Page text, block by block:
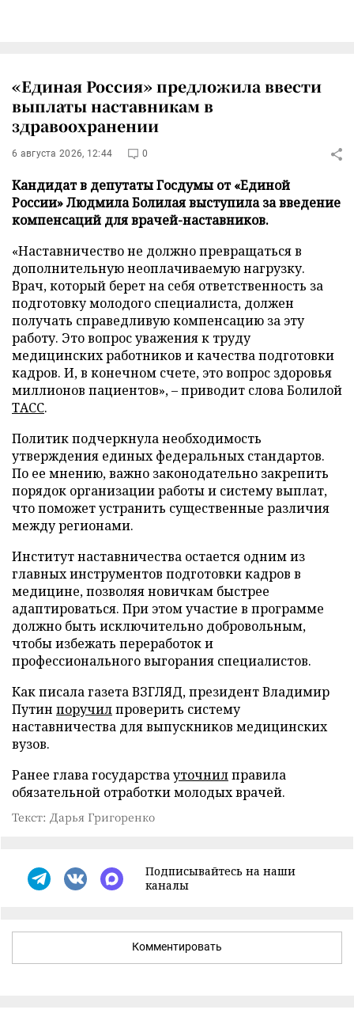
«Единая Россия» предложила ввести
выплаты наставникам в
здравоохранении
6 августа 2026, 12:44 0
Кандидат в депутаты Госдумы от «Единой
России» Людмила Болилая выступила за введение
компенсаций для врачей-наставников.
«Наставничество не должно превращаться в
дополнительную неоплачиваемую нагрузку.
Врач, который берет на себя ответственность за
подготовку молодого специалиста, должен
получать справедливую компенсацию за эту
работу. Это вопрос уважения к труду
медицинских работников и качества подготовки
кадров. И, в конечном счете, это вопрос здоровья
миллионов пациентов», – приводит слова Болилой
ТАСС.
Политик подчеркнула необходимость
утверждения единых федеральных стандартов.
По ее мнению, важно законодательно закрепить
порядок организации работы и систему выплат,
что поможет устранить существенные различия
между регионами.
Институт наставничества остается одним из
главных инструментов подготовки кадров в
медицине, позволяя новичкам быстрее
адаптироваться. При этом участие в программе
должно быть исключительно добровольным,
чтобы избежать переработок и
профессионального выгорания специалистов.
Как писала газета ВЗГЛЯД, президент Владимир
Путин поручилпроверить систему
наставничества для выпускников медицинских
вузов.
Ранее глава государствауточнилправила
обязательной отработки молодых врачей.
Текст: Дарья Григоренко
Подписывайтесь на наши
каналы
Комментировать